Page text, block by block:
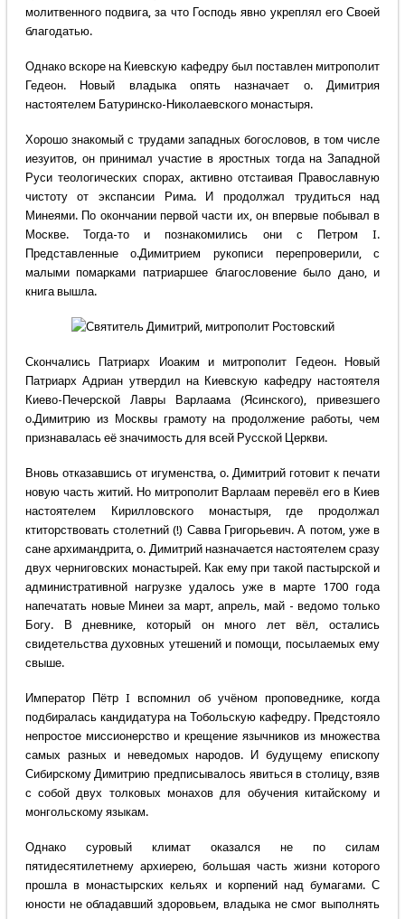
молитвенного подвига, за что Господь явно укреплял его Своей
благодатью.
Однако вскоре на Киевскую кафедру был поставлен митрополит
Гедеон. Новый владыка опять назначает о. Димитрия
настоятелем Батуринско-Николаевского монастыря.
Хорошо знакомый с трудами западных богословов, в том числе
иезуитов, он принимал участие в яростных тогда на Западной
Руси теологических спорах, активно отстаивая Православную
чистоту от экспансии Рима. И продолжал трудиться над
Минеями. По окончании первой части их, он впервые побывал в
Москве. Тогда-то и познакомились они с Петром I.
Представленные о.Димитрием рукописи перепроверили, с
малыми помарками патриаршее благословение было дано, и
книга вышла.
Скончались Патриарх Иоаким и митрополит Гедеон. Новый
Патриарх Адриан утвердил на Киевскую кафедру настоятеля
Киево-Печерской Лавры Варлаама (Ясинского), привезшего
о.Димитрию из Москвы грамоту на продолжение работы, чем
признавалась её значимость для всей Русской Церкви.
Вновь отказавшись от игуменства, о. Димитрий готовит к печати
новую часть житий. Но митрополит Варлаам перевёл его в Киев
настоятелем Кирилловского монастыря, где продолжал
ктиторствовать столетний (!) Савва Григорьевич. А потом, уже в
сане архимандрита, о. Димитрий назначается настоятелем сразу
двух черниговских монастырей. Как ему при такой пастырской и
административной нагрузке удалось уже в марте 1700 года
напечатать новые Минеи за март, апрель, май - ведомо только
Богу. В дневнике, который он много лет вёл, остались
свидетельства духовных утешений и помощи, посылаемых ему
свыше.
Император Пётр I вспомнил об учёном проповеднике, когда
подбиралась кандидатура на Тобольскую кафедру. Предстояло
непростое миссионерство и крещение язычников из множества
самых разных и неведомых народов. И будущему епископу
Сибирскому Димитрию предписывалось явиться в столицу, взяв
с собой двух толковых монахов для обучения китайскому и
монгольскому языкам.
Однако суровый климат оказался не по силам
пятидесятилетнему архиерею, большая часть жизни которого
прошла в монастырских кельях и корпений над бумагами. С
юности не обладавший здоровьем, владыка не смог выполнять